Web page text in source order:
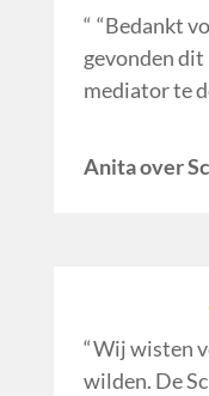
“Bedankt
gevonden dit
mediator te
Anita over
Wij wisten
wilden. De